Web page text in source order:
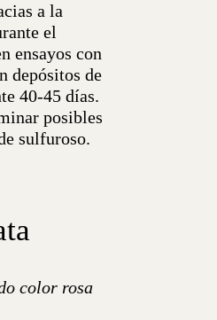
a la
el
ensayos con
depósitos de
40-45 días.
posibles
sulfuroso.
color rosa